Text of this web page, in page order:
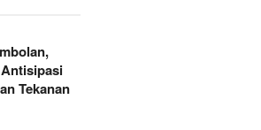
Tekanan